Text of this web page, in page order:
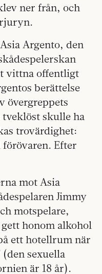
ner från, och
Argento, den
vittna offentligt
berättelse
övergreppets
skulle ha
trovärdighet:
förövaren. Efter
mot Asia
Jimmy
motspelare,
honom alkohol
ett hotellrum när
(den sexuella
är 18 år).